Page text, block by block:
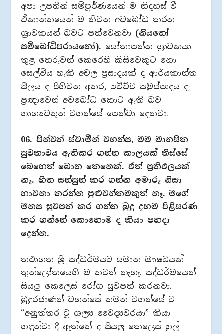
අපා උපතින් සම්පූර්ණයෙන් ම නිදහස් වී
ඒකාන්තයෙන් ම නිවන අවබෝධ කරන
ශ්‍රාවකයන් බවට පත්වෙනවා (නියතෝ
සම්බෝධිපරායනෝ). සෝතාපන්න ශ්‍රාවකයා
තුළ තෙරුවන් කෙරෙහි කිසිවෙකුට නො
සෙල්විය හැකි අචල ප්‍රසාදයක් ද ආර්යකාන්ත
සීලය ද පිහිටන අතර, පටිච්ච සමුප්පාදය ද
ප්‍රඥාවෙන් අවබෝධ කොට ඇති බව
භාග්‍යවතුන් වහන්සේ පෙන්වා දෙනවා.
06. පින්වත් ස්වාමීන් වහන්ස, මම මානසික
සුවතාවය ඇතිකර ගන්න කාලයක් තිස්සේ
බෙහෙත් බොන කෙනෙක්. ඒත් ප්‍රතිඵලයක්
නෑ. හිත සන්සුන් කර ගන්න අමාරු නිසා
භාවනා කරන්න පුළුවන්කමකුත් නෑ. මගේ
මනස සුවපත් කර ගන්න බුදු දහම පිළිසරණ
කර ගන්නේ කොහොම ද කියා පහදා
දෙන්න.
තථාගත ශ්‍රී සද්ධර්මයට සමාන ඖෂධයක්
තුන්ලෝකයෙහි ම තවත් නැහැ. සද්ධර්මයෙන්
සියලු කෙලෙස් රෝග සුවපත් කරනවා.
බුදුරජාණන් වහන්සේ තමන් වහන්සේ ව
“අනුත්තර වූ ශල්‍ය වෛද්‍යවරයා” කියා
හඳුන්වා දී ඇත්තේ ද සියලු කෙලෙස් හුල්